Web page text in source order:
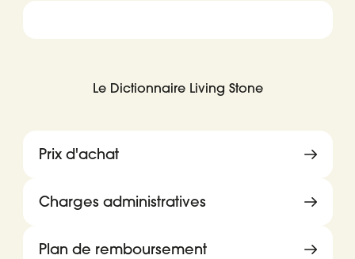
Le Dictionnaire Living Stone
Prix d'achat
Charges administratives
Plan de remboursement